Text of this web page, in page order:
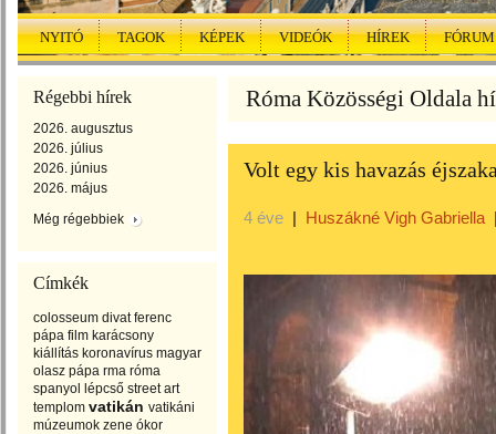
NYITÓ TAGOK KÉPEK VIDEÓK HÍREK FÓRUM
Régebbi hírek
2026. augusztus
2026. július
2026. június
2026. május
Még régebbiek
Címkék
colosseum divat ferenc
pápa film karácsony
kiállítás koronavírus magyar
olasz pápa rma róma
spanyol lépcső street art
templom vatikán vatikáni
múzeumok zene ókor
Róma Közösségi Oldala
Volt egy kis havazás
4 éve | Huszákné Vigh Gabriella